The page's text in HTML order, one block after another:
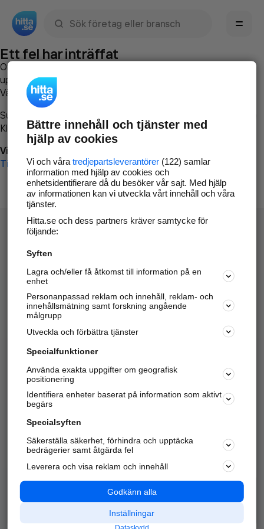
Ett fel har inträffat
Om du vill kan du
uppstod så att vi lättare och snabbare kan avhjälpa det.
Vänligen försök med följande:
Surfa till
Klicka påTillbaka-knappen i webbläsaren och försök igen
Vi beklagar besväret!
Till startsidan
Hitta.se - Gratis nummerupplysning.
Sök företag, personer och platser.
Hitta telefonnummer, adresser, företagsinfo mm.
Marknadsför företaget
Kom igång och annonsera mot
samarbetspartners nära dig.
Alla kategorier
Populära sökningar
API & Kartor
Annonsera
Integritet
Nödnummer
Bättre innehåll och tjänster med
hjälp av cookies
Vi och våra tredjepartsleverantörer(122) samlar
information med hjälp av cookies och
enhetsidentifierare då du besöker vår sajt. Med hjälp
av informationen kan vi utveckla vårt innehåll och våra
tjänster.
Hitta.se och dess partners kräver samtycke för
följande:
Syften
Lagra och/eller få åtkomst till information på en
enhet
Personanpassad reklam och innehåll, reklam- och
innehållsmätning samt forskning angående
målgrupp
Utveckla och förbättra tjänster
Specialfunktioner
Använda exakta uppgifter om geografisk
positionering
Identifiera enheter baserat på information som aktivt
begärs
Specialsyften
Säkerställa säkerhet, förhindra och upptäcka
bedrägerier samt åtgärda fel
Leverera och visa reklam och innehåll
Godkänn alla
Inställningar
Dataskydd